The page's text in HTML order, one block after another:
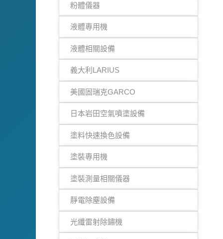
粉體儀器
液體專用機
液體相關設備
義大利LARIUS
美國固瑞克GARCO
日本岩田空氣噴塗設備
塗料快速換色設備
塗裝專用機
塗裝測量相關儀器
靜電除塵設備
光纖雷射除鏽機